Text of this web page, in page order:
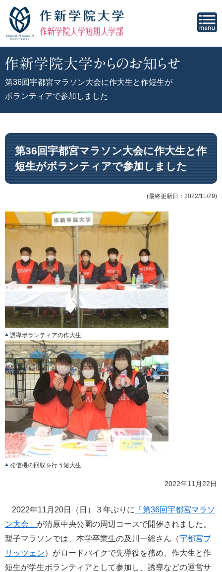
第36回宇都宮マラソン大会に作大生と作短生が
ボランティアで参加しました
第36回宇都宮マラソン大会に作大生と作
短生がボランティアで参加しました
(最終更新日：2022/11/29)
誘導ボランティアの作大生
発信機の回収を行う短大生
2022年11月22日
2022年11月20日（日）３年ぶりに
「第36回宇都宮マラソ
ン大会」 が清原中央公園の周辺コースで開催されました。
親子マラソンでは、本学卒業生の及川一総さん（宇都宮ブ
リッツェン）がロードバイクで先導役を務め、作大生と作
短生が学生ボランティアとして参加し、誘導などの運営サ